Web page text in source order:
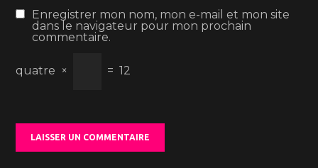
Enregistrer mon nom, mon e-mail et mon site
dans le navigateur pour mon prochain
commentaire.
quatre × = 12